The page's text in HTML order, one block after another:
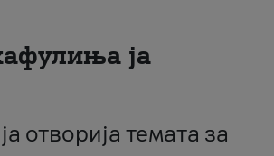
ја
отворија темата за